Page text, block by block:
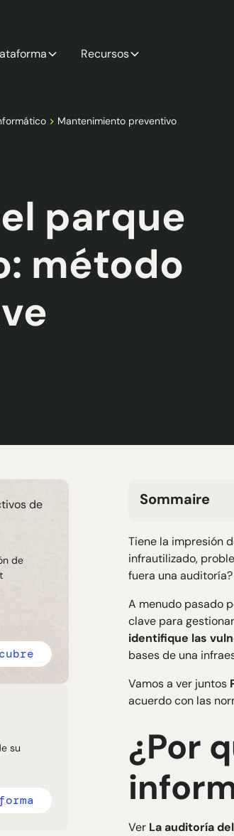
Recursos
Mantenimiento preventivo
parque
método
de
de
su
Sommaire
H3 Texte
H4 Texte
H5 Texte
H6 Texte
Tiene la impresión
infrautilizado,
fuera una auditoría?
A menudo pasado
clave para
identifique las
bases de una
Vamos a ver juntos
acuerdo con las
¿Por
Ver La auditoría